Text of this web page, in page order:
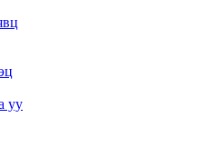
уу